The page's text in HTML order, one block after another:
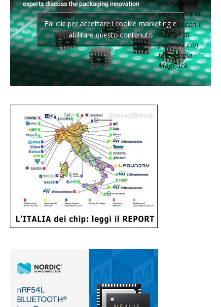
Instruments
raddoppia la
densità con i
moduli di
potenza con
tecnologia
MagPack.
Fai clic per accettare i cookie marketing e
abilitare questo contenuto